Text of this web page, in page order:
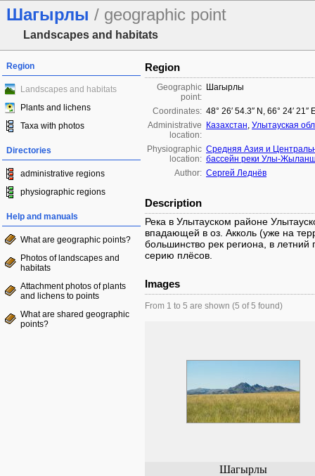
Шагырлы / geographic point
Landscapes and habitats
Region
Landscapes and habitats
Plants and lichens
Taxa with photos
Directories
administrative regions
physiographic regions
Help and manuals
What are geographic points?
Photos of landscapes and
habitats
Attachment photos of plants
and lichens to points
What are shared geographic
points?
Region
Geographic
point:
Шагырлы
Coordinates: 48° 26′ 54.3″ N, 66° 24′
Administrative
location:
Казахстан, Улытауская
Physiographic
location:
Средняя Азия и
бассейн реки Улы-
Author: Сергей Леднёв
Description
Река в Улытауском районе
впадающей в оз. Акколь (уже на
большинство рек региона, в
серию плёсов.
Images
From 1 to 5 are shown (5 of 5 found)
Шагырлы